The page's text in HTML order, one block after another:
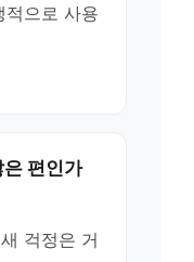
적으로 사용
편인가
걱정은 거